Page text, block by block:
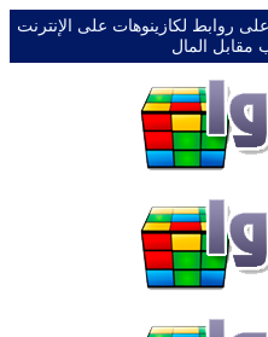
روابط لكازينوهات على الإنترنت
مقابل المال